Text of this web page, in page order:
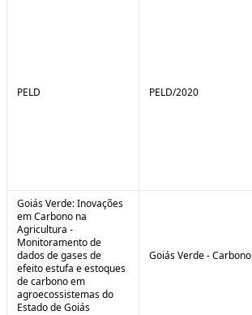
PELD PELD/2020
Goiás Verde: Inovações
em Carbono na
Agricultura -
Monitoramento de
dados de gases de
efeito estufa e estoques
de carbono em
agroecossistemas do
Estado de Goiás
Goiás Verde - Carbono